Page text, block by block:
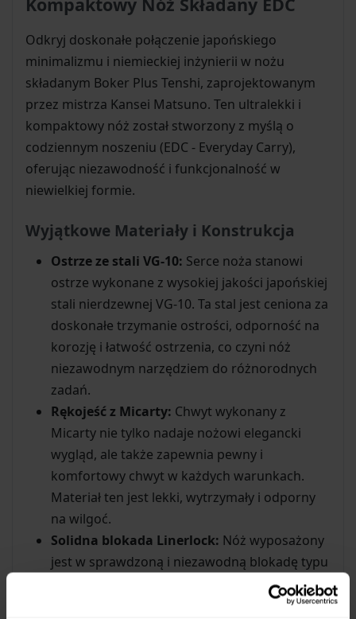
Odkryj doskonałe połączenie japońskiego
minimalizmu i niemieckiej inżynierii w nożu
składanym Boker Plus Tenshi, zaprojektowanym
przez mistrza Kansei Matsuno. Ten ultralekki i
kompaktowy nóż został stworzony z myślą o
codziennym noszeniu (EDC - Everyday Carry),
oferując niezawodność i funkcjonalność w
niewielkiej formie.
Wyjątkowe Materiały i Konstrukcja
Ostrze ze stali VG-10: Serce noża stanowi
ostrze wykonane z wysokiej jakości japońskiej
stali nierdzewnej VG-10. Ta stal jest ceniona za
doskonałe trzymanie ostrości, odporność na
korozję i łatwość ostrzenia, co czyni nóż
niezawodnym narzędziem do różnorodnych
zadań.
Rękojeść z Micarty: Chwyt wykonany z
Micarty nie tylko nadaje nożowi elegancki
wygląd, ale także zapewnia pewny i
komfortowy chwyt w każdych warunkach.
Materiał ten jest lekki, wytrzymały i odporny
na wilgoć.
Solidna blokada Linerlock: Nóż wyposażony
jest w sprawdzoną i niezawodną blokadę typu
Linerlock, która skutecznie zabezpiecza ostrze
przed przypadkowym złożeniem podczas